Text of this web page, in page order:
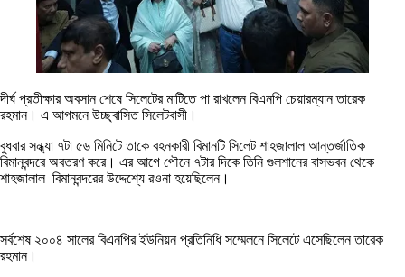
দীর্ঘ প্রতীক্ষার অবসান শেষে সিলেটের মাটিতে পা রাখলেন বিএনপি চেয়ারম্যান তারেক
রহমান। এ আগমনে উচ্ছ্বাসিত সিলেটবাসী।
বুধবার সন্ধ্যা ৭টা ৫৬ মিনিটে তাকে বহনকারী বিমানটি সিলেট শাহজালাল আন্তর্জাতিক
বিমানবন্দরে অবতরণ করে। এর আগে পৌনে ৭টার দিকে তিনি গুলশানের বাসভবন থেকে
শাহজালাল বিমানবন্দরের উদ্দেশ্যে রওনা হয়েছিলেন।
সর্বশেষ ২০০৪ সালের বিএনপির ইউনিয়ন প্রতিনিধি সম্মেলনে সিলেটে এসেছিলেন তারেক
রহমান।